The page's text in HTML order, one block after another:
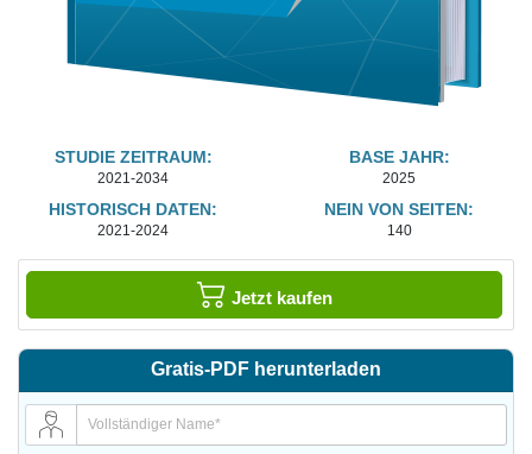
STUDIE ZEITRAUM:
2021-2034
BASE JAHR:
2025
HISTORISCH DATEN:
2021-2024
NEIN VON SEITEN:
140
Jetzt kaufen
Gratis-PDF herunterladen